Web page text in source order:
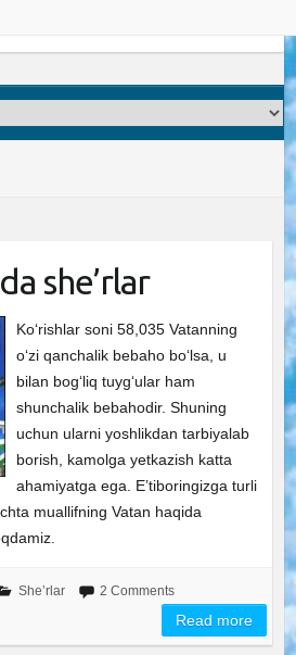
she’rlar
Ko‘rishlar soni 58,035 Vatanning
o‘zi qanchalik bebaho bo‘lsa, u
bilan bog‘liq tuyg‘ular ham
shunchalik bebahodir. Shuning
uchun ularni yoshlikdan tarbiyalab
borish, kamolga yetkazish katta
ahamiyatga ega. E’tiboringizga turli
muallifning Vatan haqida
She’rlar 2 Comments
Read more